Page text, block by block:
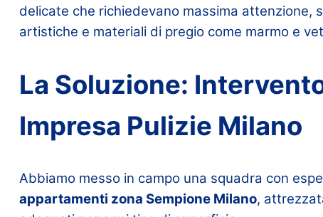
delicate che richiedevano massima attenzione,
artistiche e materiali di pregio come marmo e
La Soluzione:
Impresa Pulizie Milano
Abbiamo messo in campo una squadra con
appartamenti zona Sempione Milano,